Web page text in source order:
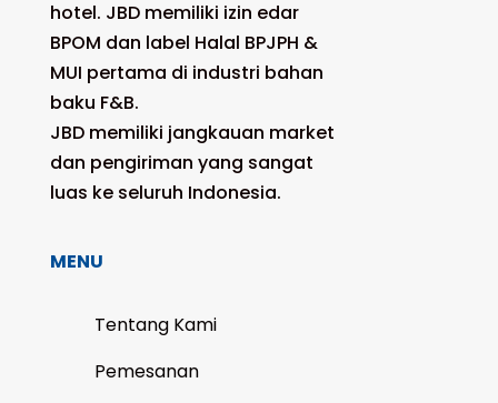
hotel. JBD memiliki izin edar
BPOM dan label Halal BPJPH &
MUI pertama di industri bahan
baku F&B.
JBD memiliki jangkauan market
dan pengiriman yang sangat
luas ke seluruh Indonesia.
MENU
Tentang Kami
Pemesanan